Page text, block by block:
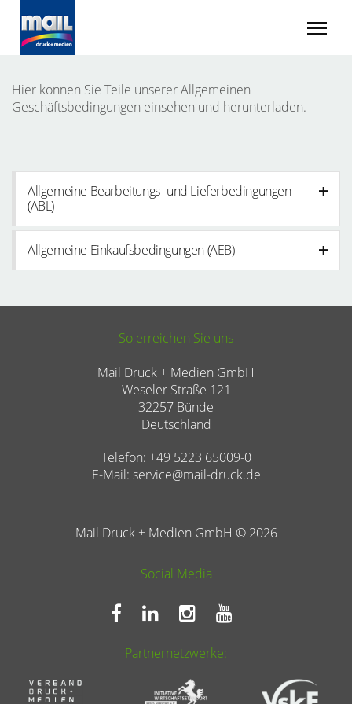
Hier können Sie Teile unserer Allgemeinen
Geschäftsbedingungen einsehen und herunterladen.
Allgemeine Bearbeitungs- und Lieferbedingungen
(ABL)
Allgemeine Einkaufsbedingungen (AEB)
So erreichen Sie uns
Mail Druck + Medien GmbH
Weseler Straße 121
32257 Bünde
Deutschland
Telefon: +49 5223 65009-0
E-Mail: service@mail-druck.de
Mail Druck + Medien GmbH © 2026
Social Media
Partnernetzwerke: